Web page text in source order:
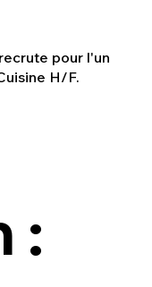
pour l'un
H/F.
: